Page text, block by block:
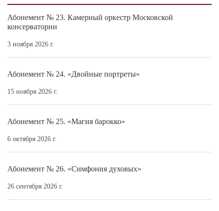
Абонемент № 23. Камерный оркестр Московской
консерватории
3 ноября 2026 г.
Абонемент № 24. «Двойные портреты»
15 ноября 2026 г.
Абонемент № 25. «Магия барокко»
6 октября 2026 г.
Абонемент № 26. «Симфония духовых»
26 сентября 2026 г.